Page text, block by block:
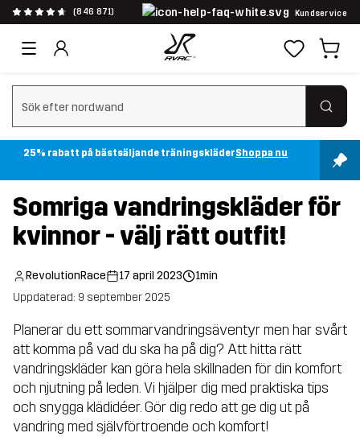
(846 871) Kundservice
Rensa sök
25% rabatt på bästsäljande träningskläderShoppa nu
Somriga vandringskläder för
kvinnor - välj rätt outfit!
RevolutionRace 17 april 2023
1min
Uppdaterad: 9 september 2025
Planerar du ett sommarvandringsäventyr men har svårt
att komma på vad du ska ha på dig? Att hitta rätt
vandringskläder kan göra hela skillnaden för din komfort
och njutning på leden. Vi hjälper dig med praktiska tips
och snygga klädidéer. Gör dig redo att ge dig ut på
vandring med självförtroende och komfort!